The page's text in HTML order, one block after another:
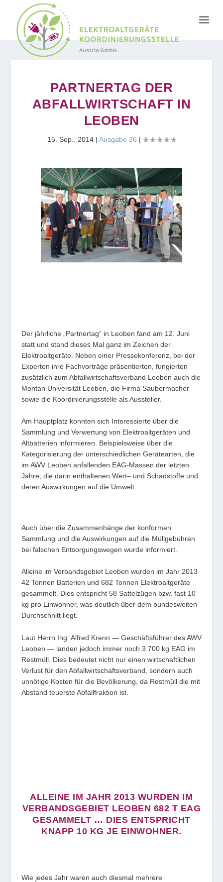
PARTNERTAG DER
ABFALLWIRTSCHAFT IN
LEOBEN
15. Sep.. 2014 | Ausgabe 26 |
Der jährliche „Partnertag“ in Leoben fand am 12. Juni
statt und stand dieses Mal ganz im Zeichen der
Elektroaltgeräte. Neben einer Pressekonferenz, bei der
Experten ihre Fachvorträge präsentierten, fungierten
zusätzlich zum Abfallwirtschaftsverband Leoben auch die
Montan Universität Leoben, die Firma Saubermacher
sowie die Koordinierungsstelle als Aussteller.
Am Hauptplatz konnten sich Interessierte über die
Sammlung und Verwertung von Elektroaltgeräten und
Altbatterien informieren. Beispielsweise über die
Kategorisierung der unterschiedlichen Gerätearten, die
im AWV Leoben anfallenden EAG-Massen der letzten
Jahre, die darin enthaltenen Wert– und Schadstoffe und
deren Auswirkungen auf die Umwelt.
Auch über die Zusammenhänge der konformen
Sammlung und die Auswirkungen auf die Müllgebühren
bei falschen Entsorgungswegen wurde informiert.
Alleine im Verbandsgebiet Leoben wurden im Jahr 2013
42 Tonnen Batterien und 682 Tonnen Elektroaltgeräte
gesammelt. Dies entspricht 58 Sattelzügen bzw. fast 10
kg pro Einwohner, was deutlich über dem bundesweiten
Durchschnitt liegt.
Laut Herrn Ing. Alfred Krenn — Geschäftsführer des AWV
Leoben — landen jedoch immer noch 3.700 kg EAG im
Restmüll. Dies bedeutet nicht nur einen wirtschaftlichen
Verlust für den Abfallwirtschaftsverband, sondern auch
unnötige Kosten für die Bevölkerung, da Restmüll die mit
Abstand teuerste Abfallfraktion ist.
ALLEINE IM JAHR 2013 WURDEN IM
VERBANDSGEBIET LEOBEN 682 T EAG
GESAMMELT … DIES ENTSPRICHT
KNAPP 10 KG JE EINWOHNER.
Wie jedes Jahr waren auch diesmal mehrere